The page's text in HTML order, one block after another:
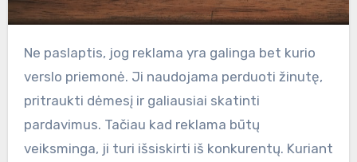
Ne paslaptis, jog reklama yra galinga bet kurio
verslo priemonė. Ji naudojama perduoti žinutę,
pritraukti dėmesį ir galiausiai skatinti
pardavimus. Tačiau kad reklama būtų
veiksminga, ji turi išsiskirti iš konkurentų. Kuriant